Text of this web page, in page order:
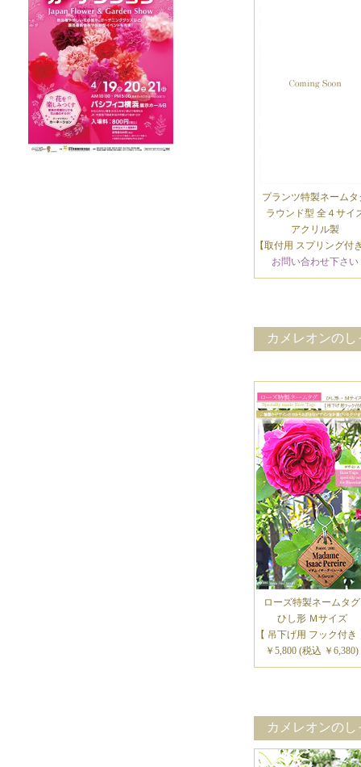
プランツ特製ネームタ
ラウンド型 全４サイ
アクリル製
【取付用 スプリング付
お問い合わせ下さい
カメレオンの
ローズ特製ネームタグ
ひし形 Ｍサイズ
【 吊下げ用 フック付き
￥5,800 (税込 ￥6,380)
カメレオンのし